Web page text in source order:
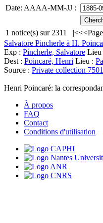
Date: AAAA-MM-JJ :
1 notice(s) sur 2311 |<<<
Salvatore Pincherle à H.
Exp : Pincherle, Salvatore Lieu
Dest : Poincaré, Henri Lieu :
Source : Private collection
Henri Poincaré: la
À propos
FAQ
Contact
Conditions d'utilisation